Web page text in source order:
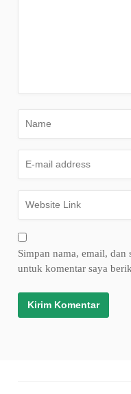
Simpan nama, email, dan
untuk komentar saya